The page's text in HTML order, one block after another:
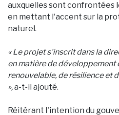
auxquelles sont confrontées
en mettant l'accent sur la
naturel.
« Le projet s'inscrit dans la
en matière de développement
renouvelable, de résilience et
»,a-t-il ajouté.
Réitérant l'intention du